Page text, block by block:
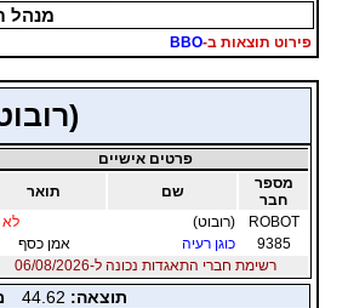
מנהל
פירוט תוצאות ב-BBO
פרטים אישיים
מספר
חבר
שם תואר
ROBOT
(רובוט)
לא
9385
כוגן רעיה אמן כסף
רשימת חברי התאגדות נכונה ל-06/08/2026
תוצאה: 44.62